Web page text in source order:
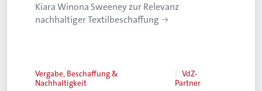
Kiara Winona Sweeney zur Relevanz
nachhaltiger Textilbeschaffung
Vergabe, Beschaffung &
Nachhaltigkeit
VdZ-
Partner